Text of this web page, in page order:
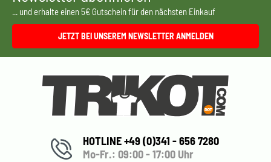
... und erhalte einen 5€ Gutschein für den nächsten Einkauf
JETZT BEI UNSEREM NEWSLETTER ANMELDEN
HOTLINE +49 (0)341 - 656 7280
Mo-Fr.: 09:00 - 17:00 Uhr